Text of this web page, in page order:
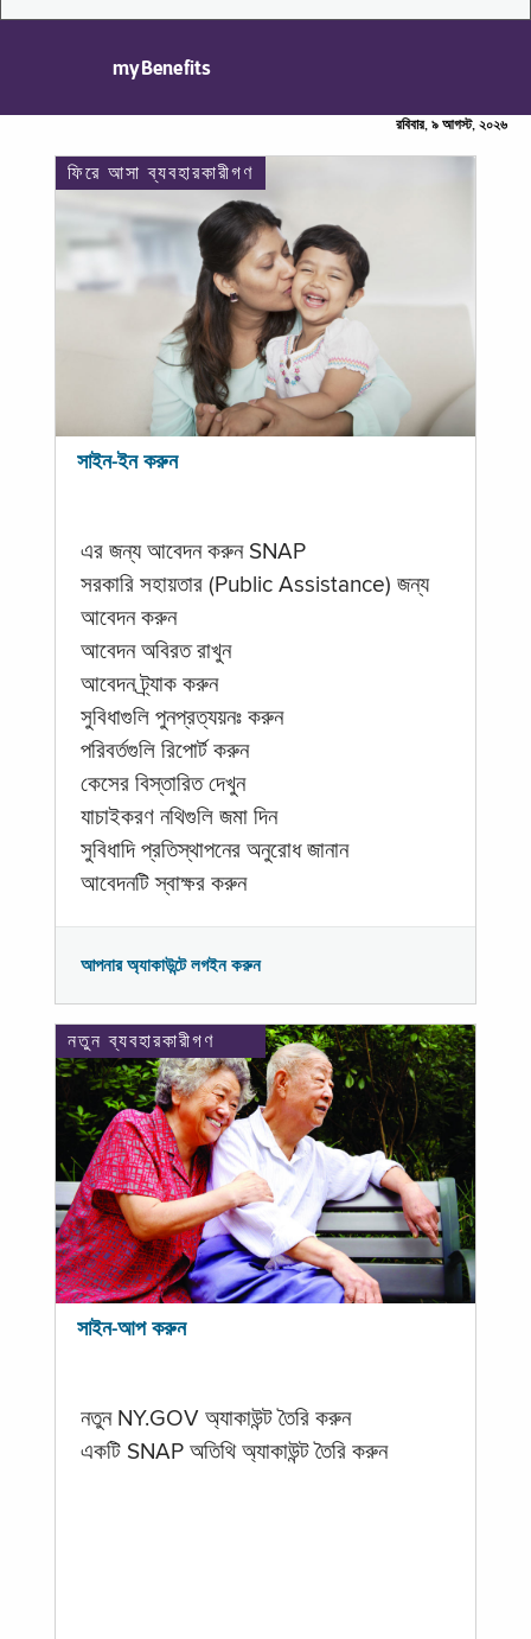
myBenefits
রবিবার, ৯ আগস্ট, ২০২৬
ফিরে আসা ব্যবহারকারীগণ
সাইন-ইন করুন
এর জন্য আবেদন করুন SNAP
সরকারি সহায়তার (Public Assistance) জন্য
আবেদন করুন
আবেদন অবিরত রাখুন
আবেদন ট্র্যাক করুন
সুবিধাগুলি পুনপ্রত্যয়নঃ করুন
পরিবর্তগুলি রিপোর্ট করুন
কেসের বিস্তারিত দেখুন
যাচাইকরণ নথিগুলি জমা দিন
সুবিধাদি প্রতিস্থাপনের অনুরোধ জানান
আবেদনটি স্বাক্ষর করুন
আপনার অ্যাকাউন্টে লগইন করুন
নতুন ব্যবহারকারীগণ
সাইন-আপ করুন
নতুন NY.GOV অ্যাকাউন্ট তৈরি করুন
একটি SNAP অতিথি অ্যাকাউন্ট তৈরি করুন